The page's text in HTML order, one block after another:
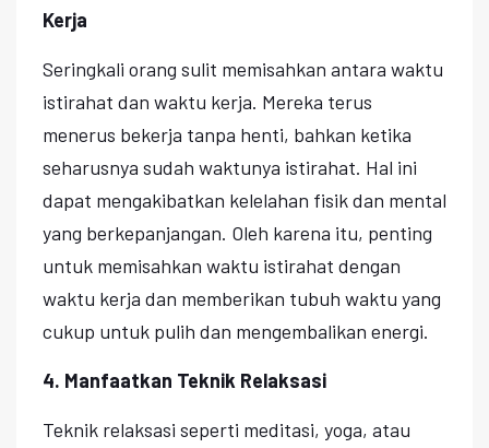
Kerja
Seringkali orang sulit memisahkan antara waktu
istirahat dan waktu kerja. Mereka terus
menerus bekerja tanpa henti, bahkan ketika
seharusnya sudah waktunya istirahat. Hal ini
dapat mengakibatkan kelelahan fisik dan mental
yang berkepanjangan. Oleh karena itu, penting
untuk memisahkan waktu istirahat dengan
waktu kerja dan memberikan tubuh waktu yang
cukup untuk pulih dan mengembalikan energi.
4. Manfaatkan Teknik Relaksasi
Teknik relaksasi seperti meditasi, yoga, atau